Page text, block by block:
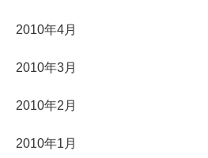
2010年4月
2010年3月
2010年2月
2010年1月